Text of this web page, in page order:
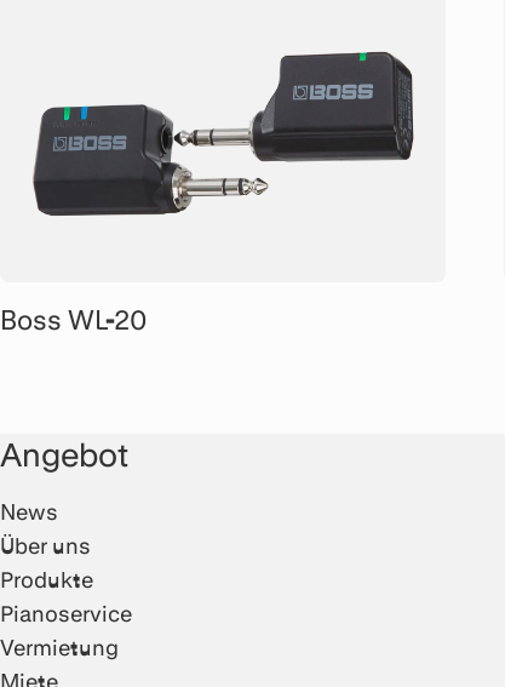
Boss WL-20
Angebot
News
Über uns
Produkte
Pianoservice
Vermietung
Miete